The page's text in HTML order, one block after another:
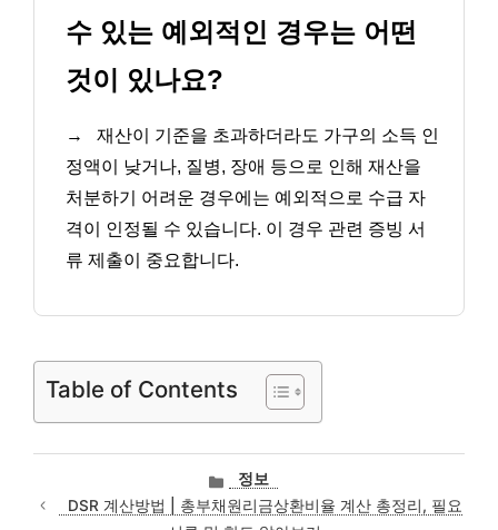
수 있는 예외적인 경우는 어떤
것이 있나요?
→
재산이 기준을 초과하더라도 가구의 소득 인
정액이 낮거나, 질병, 장애 등으로 인해 재산을
처분하기 어려운 경우에는 예외적으로 수급 자
격이 인정될 수 있습니다. 이 경우 관련 증빙 서
류 제출이 중요합니다.
Table of Contents
카
테
고
정보
DSR 계산방법 | 총부채원리금상환비율 계산 총정리, 필요